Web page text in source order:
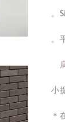
。
。
小
＊